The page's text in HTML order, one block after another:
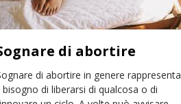
di abortire
di abortire in genere rappresenta
bisogno di liberarsi di qualcosa o di